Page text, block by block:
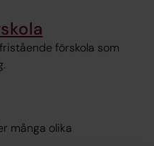
förskola som
många olika